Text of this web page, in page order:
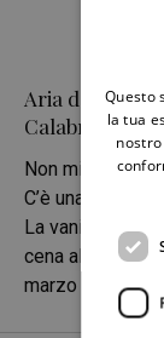
Aria
Calabrese e
Non mi trovo a
C’è una
La vanità del
cena al
marzo scorso,
Questo
la tua